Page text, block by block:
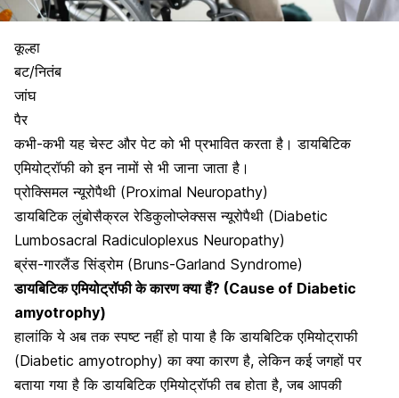
कूल्हा
बट/नितंब
जांघ
पैर
कभी-कभी यह चेस्ट और पेट को भी प्रभावित करता है।डायबिटिक
एमियोट्रॉफी को इन नामों से भी जाना जाता है।
प्रोक्सिमल न्यूरोपैथी (Proximal Neuropathy)
डायबिटिक लुंबोसैक्रल रेडिकुलोप्लेक्सस न्यूरोपैथी (Diabetic
Lumbosacral Radiculoplexus Neuropathy)
ब्रंस-गारलैंड सिंड्रोम (Bruns-Garland Syndrome)
डायबिटिक एमियोट्रॉफी के कारण क्या हैं? (Cause of Diabetic
amyotrophy)
हालांकि ये अब तक स्पष्ट नहीं हो पाया है कि डायबिटिक एमियोट्राफी
(Diabetic amyotrophy) का क्या कारण है, लेकिन कई जगहों पर
बताया गया है कि डायबिटिक एमियोट्रॉफी तब होता है, जब आपकी